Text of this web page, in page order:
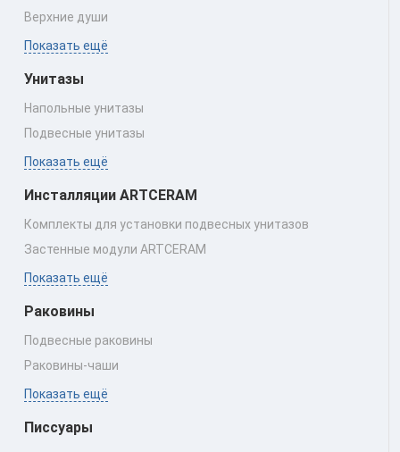
Верхние души
Показать ещё
Унитазы
Напольные унитазы
Подвесные унитазы
Показать ещё
Инсталляции ARTCERAM
Комплекты для установки подвесных унитазов
Застенные модули ARTCERAM
Показать ещё
Раковины
Подвесные раковины
Раковины‑чаши
Показать ещё
Писсуары